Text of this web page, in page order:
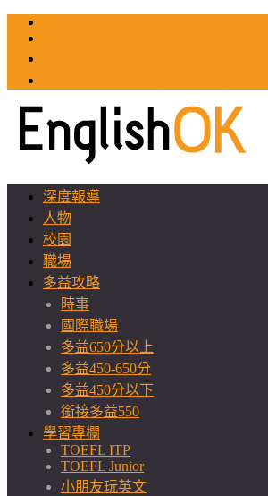
深度報導
人物
校園
職場
多益攻略
時事
國際職場
多益650分以上
多益450-650分
多益450分以下
銜接多益550
學習專欄
TOEFL ITP
TOEFL Junior
小朋友玩英文